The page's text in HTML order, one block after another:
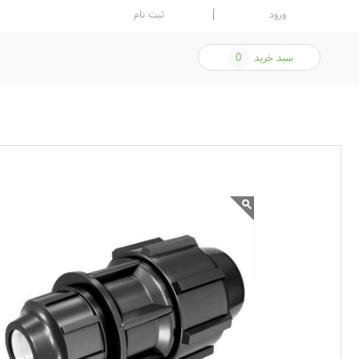
ورود ثبت نام
سبد خرید 0